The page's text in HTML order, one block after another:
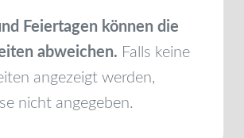
Feiertagen können die
abweichen. Falls keine
angezeigt werden,
nicht angegeben.